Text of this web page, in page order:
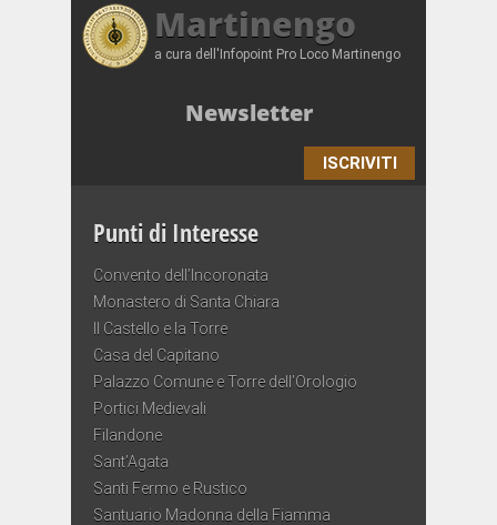
Martinengo
a cura dell'Infopoint Pro Loco Martinengo
Newsletter
ISCRIVITI
Punti di Interesse
Convento dell’Incoronata
Monastero di Santa Chiara
Il Castello e la Torre
Casa del Capitano
Palazzo Comune e Torre dell’Orologio
Portici Medievali
Filandone
Sant’Agata
Santi Fermo e Rustico
Santuario Madonna della Fiamma